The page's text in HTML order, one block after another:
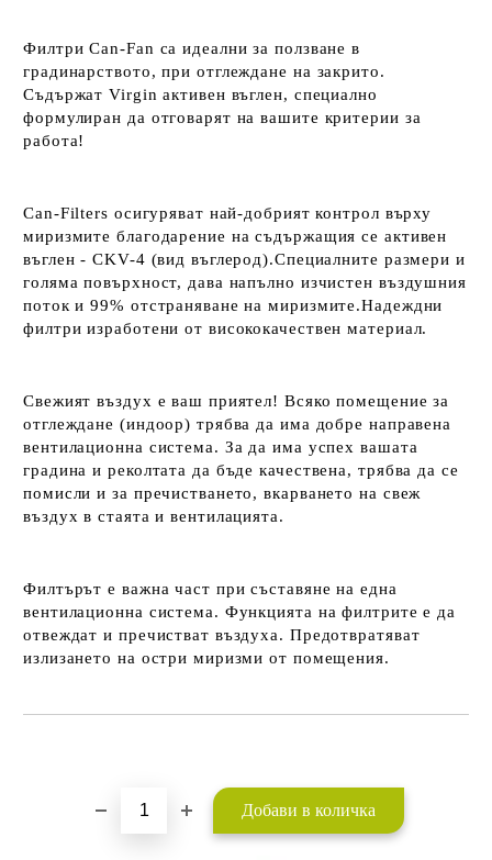
Филтри Can-Fan са идеални за ползване в
градинарството, при отглеждане на закрито.
Съдържат Virgin активен въглен, специално
формулиран да отговарят на вашите критерии за
работа!
Can-Filters осигуряват най-добрият контрол върху
миризмите благодарение на съдържащия се активен
въглен - CKV-4 (вид въглерод).Специалните размери и
голяма повърхност, дава напълно изчистен въздушния
поток и 99% отстраняване на миризмите.Надеждни
филтри изработени от висококачествен материал.
Свежият въздух е ваш приятел! Всяко помещение за
отглеждане (индоор) трябва да има добре направена
вентилационна система. За да има успех вашата
градина и реколтата да бъде качествена, трябва да се
помисли и за пречистването, вкарването на свеж
въздух в стаята и вентилацията.
Филтърът е важна част при съставяне на една
вентилационна система. Функцията на филтрите е да
отвеждат и пречистват въздуха. Предотвратяват
излизането на остри миризми от помещения.